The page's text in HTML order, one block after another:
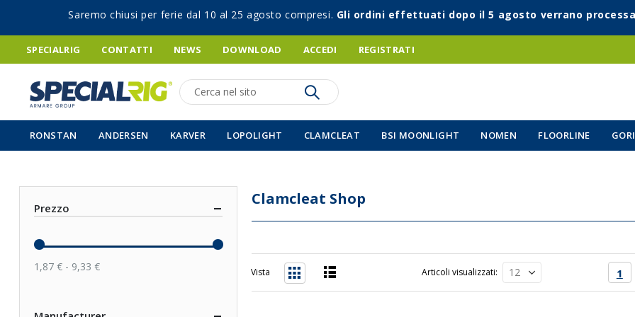
Saremo chiusi per ferie dal 10 al 25 agosto compresi. Gli ordini effettuati dopo il 5 agosto verrano
SPECIALRIG CONTATTI NEWS DOWNLOAD ACCEDI REGISTRATI
Ricerca
RONSTAN ANDERSEN KARVER LOPOLIGHT CLAMCLEAT BSI MOONLIGHT NOMEN FLOORLINE
Clamcleat Shop
Pagina
1
Articoli visualizzati
Vista
Prezzo
1,87 € - 9,33 €